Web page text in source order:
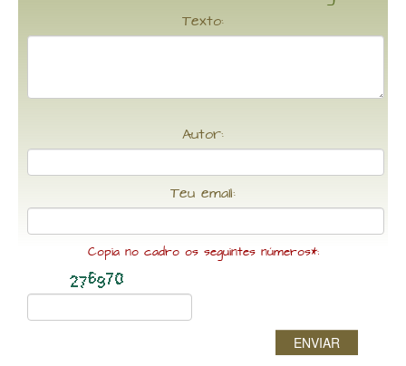
Texto:
Autor:
Teu email:
Copia no cadro os seguintes números*:
ENVIAR